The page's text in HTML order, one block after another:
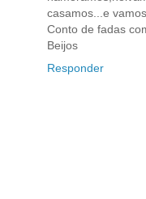
casamos...e
Conto de fadas
Beijos
Responder